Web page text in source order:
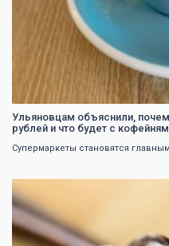
Ульяновцам объяснили,
рублей и что будет с
Супермаркеты становятся